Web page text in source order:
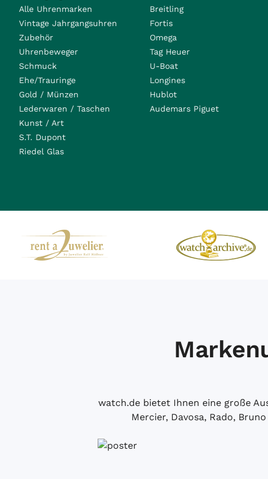
Alle Uhrenmarken
Vintage Jahrgangsuhren
Zubehör
Uhrenbeweger
Schmuck
Ehe/Trauringe
Gold / Münzen
Lederwaren / Taschen
Kunst / Art
S.T. Dupont
Riedel Glas
Breitling
Fortis
Omega
Tag Heuer
U-Boat
Longines
Hublot
Audemars Piguet
watch.de bietet Ihnen eine große
Mercier, Davosa, Rado,